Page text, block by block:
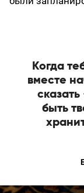
Когда
вместе
быть